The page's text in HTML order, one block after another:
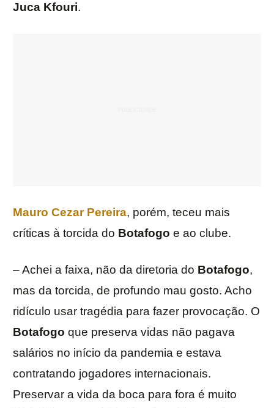
Juca Kfouri.
Mauro Cezar Pereira, porém, teceu mais
críticas à torcida do Botafogo e ao clube.
– Achei a faixa, não da diretoria do Botafogo,
mas da torcida, de profundo mau gosto. Acho
ridículo usar tragédia para fazer provocação. O
Botafogo que preserva vidas não pagava
salários no início da pandemia e estava
contratando jogadores internacionais.
Preservar a vida da boca para fora é muito